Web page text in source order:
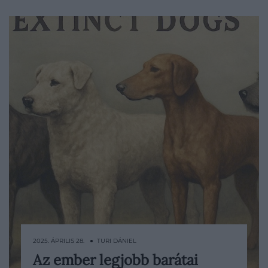
2025. ÁPRILIS 28. ● TURI DÁNIEL
Az ember legjobb barátai